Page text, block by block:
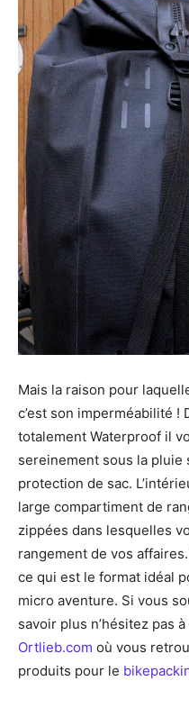
Mais la raison pour
c’est son imperméabilité !
totalement Waterproof il
sereinement sous la pluie
protection de sac.
large compartiment de
zippées dans lesquelles
rangement de vos
ce qui est le format idéal
micro aventure. Si vous
savoir plus n’hésitez pas
Ortlieb.com où vous
produits pour le